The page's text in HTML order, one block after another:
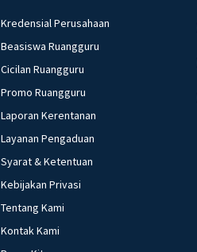
Kredensial Perusahaan
Beasiswa Ruangguru
Cicilan Ruangguru
Promo Ruangguru
Laporan Kerentanan
Layanan Pengaduan
Syarat & Ketentuan
Kebijakan Privasi
Tentang Kami
Kontak Kami